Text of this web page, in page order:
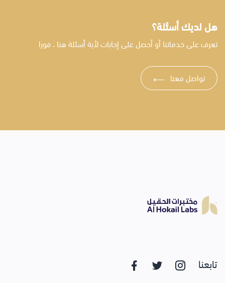
هل لديك أسئلة؟
تعرف على خدماتنا أو أحصل على إجابات لأية أسئلة هنا ، فورا
تواصل معنا ⟶
تابعنا